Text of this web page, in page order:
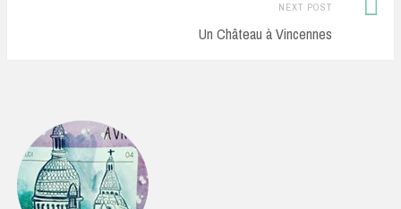
NEXT POST
Un Château à Vincennes